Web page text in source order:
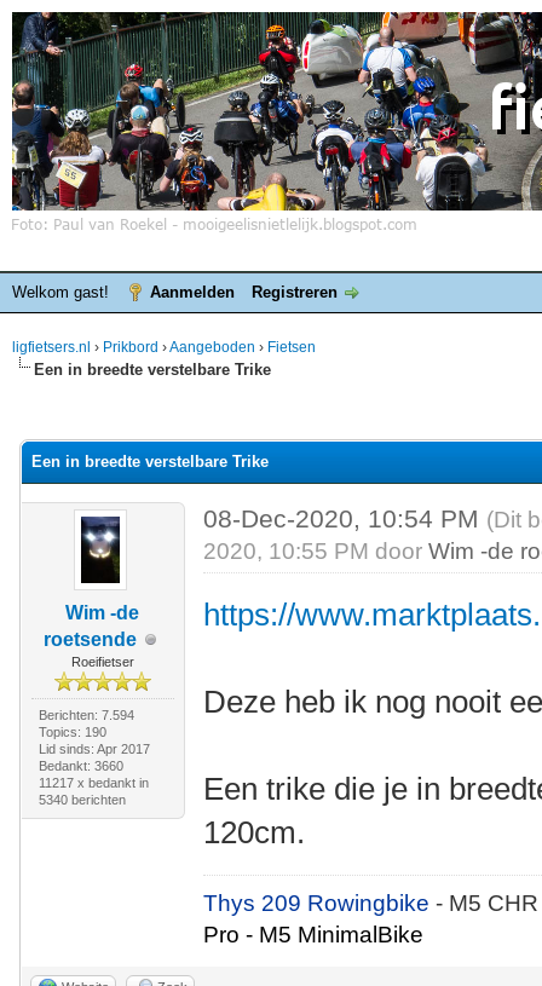
Welkom gast! Aanmelden Registreren
ligfietsers.nl › Prikbord ›Aangeboden › Fietsen
Een in breedte verstelbare Trike
Een in breedte verstelbare Trike
Wim -de
roetsende
Roeifietser
Berichten: 7.594
Topics: 190
Lid sinds: Apr 2017
Bedankt: 3660
11217 x bedankt in
5340 berichten
08-Dec-2020, 10:54 PM (Dit
2020, 10:55 PM doorWim -de
https://
Deze heb ik nog nooit
Een trike die je in
120cm.
Thys 209 Rowingbike- M5
Pro - M5 MinimalBike